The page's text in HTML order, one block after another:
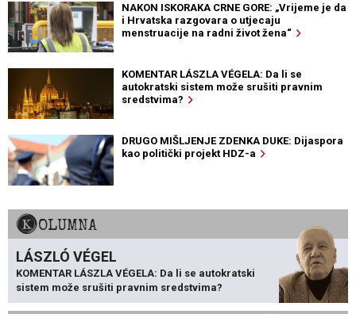
NAKON ISKORAKA CRNE GORE: „Vrijeme je da
i Hrvatska razgovara o utjecaju
menstruacije na radni život žena“
KOMENTAR LÁSZLA VÉGELA: Da li se
autokratski sistem može srušiti pravnim
sredstvima?
DRUGO MIŠLJENJE ZDENKA DUKE: Dijaspora
kao politički projekt HDZ-a
KOLUMNA
LÁSZLÓ VÉGEL
KOMENTAR LÁSZLA VÉGELA: Da li se autokratski
sistem može srušiti pravnim sredstvima?